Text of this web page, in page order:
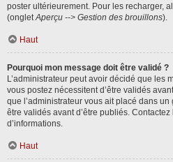
poster ultérieurement. Pour les recharger,
(ongletAperçu --> Gestion des brouillons).
Haut
Pourquoi mon message doit être validé ?
L’administrateur peut avoir décidé que les
vous postez nécessitent d’être validés
que l’administrateur vous ait placé dans
être validés avant d’être publiés.
d’informations.
Haut